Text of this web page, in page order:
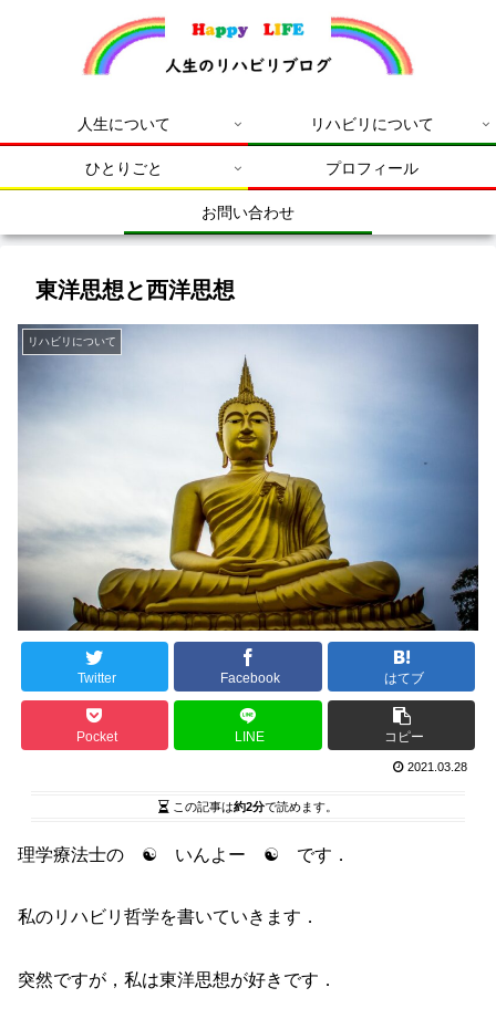
人生について リハビリについて
ひとりごと プロフィール
お問い合わせ
東洋思想と西洋思想
リハビリについて
Twitter Facebook はてブ
Pocket LINE コピー
2021.03.28
この記事は約2分で読めます。
理学療法士の ☯ いんよー ☯ です．
私のリハビリ哲学を書いていきます．
突然ですが，私は東洋思想が好きです．